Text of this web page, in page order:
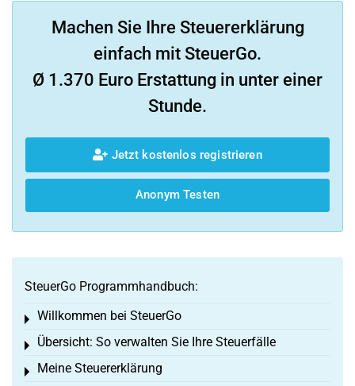
Machen Sie Ihre Steuererklärung
einfach mit SteuerGo.
Ø 1.370 Euro Erstattung in unter einer
Stunde.
Jetzt kostenlos registrieren
Anonym Testen
SteuerGo Programmhandbuch:
Willkommen bei SteuerGo
Toggle menu
Übersicht: So verwalten Sie Ihre Steuerfälle
Toggle menu
Meine Steuererklärung
Toggle menu